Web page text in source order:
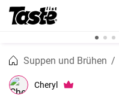
Suppen und Brühen
Cheryl